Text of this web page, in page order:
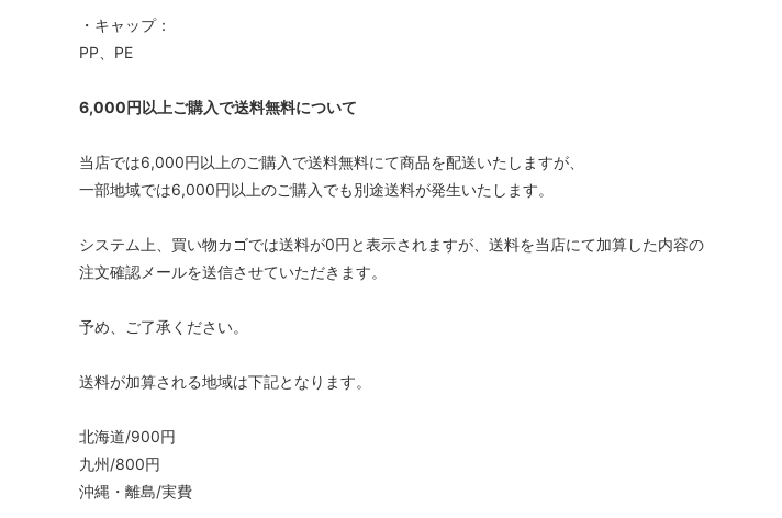
・キャップ：
PP、PE
6,000円以上ご購入で送料無料について
当店では6,000円以上のご購入で送料無料にて商品を配送いたしますが、
一部地域では6,000円以上のご購入でも別途送料が発生いたします。
システム上、買い物カゴでは送料が0円と表示されますが、送料を当店にて加算した内容の
注文確認メールを送信させていただきます。
予め、ご了承ください。
送料が加算される地域は下記となります。
北海道/900円
九州/800円
沖縄・離島/実費